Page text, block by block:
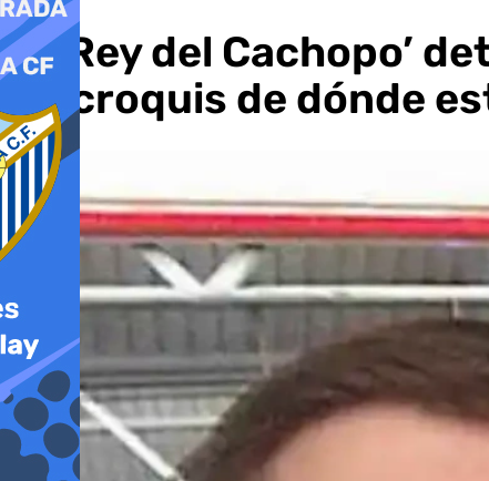
‘El Rey del Cachopo’
un croquis de dónde